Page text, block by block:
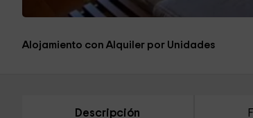
Alojamiento con Alquiler por Unidades
Descripción